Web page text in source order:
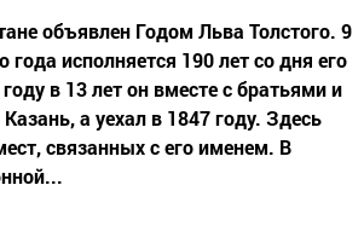
объявлен Годом Льва Толстого. 9
года исполняется 190 лет со дня его
в 13 лет он вместе с братьями и
а уехал в 1847 году. Здесь
связанных с его именем. В